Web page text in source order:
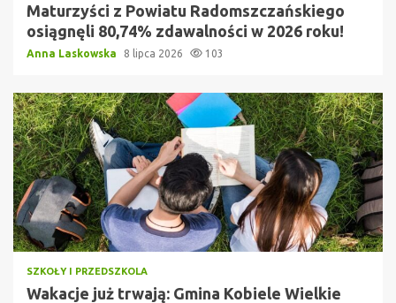
Maturzyści z Powiatu Radomszczańskiego
osiągnęli 80,74% zdawalności w 2026 roku!
Anna Laskowska 8 lipca 2026 103
SZKOŁY I PRZEDSZKOLA
Wakacje już trwają: Gmina Kobiele Wielkie